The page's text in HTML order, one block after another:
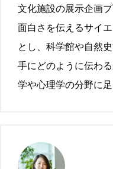
文化施設の展示企画
面白さを伝えるサイ
とし、科学館や自然
手にどのように伝わ
学や心理学の分野に足